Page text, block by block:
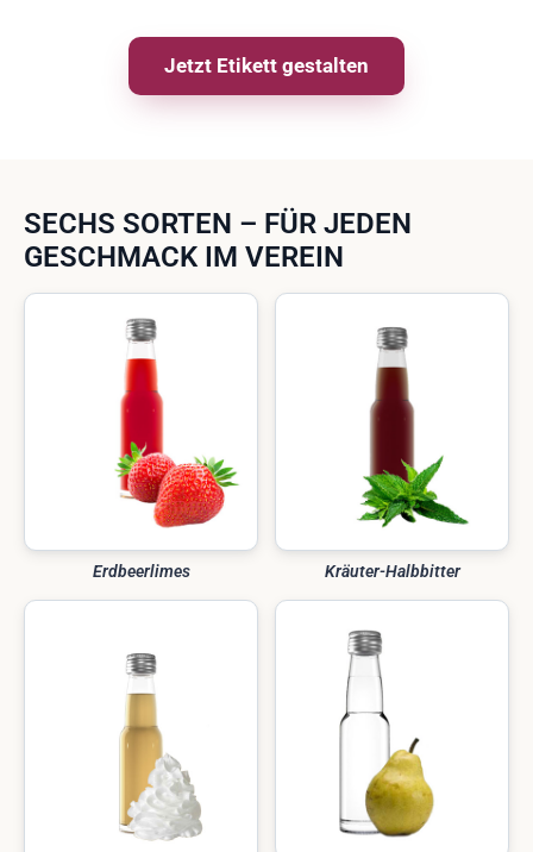
Jetzt Etikett gestalten
SECHS SORTEN – FÜR JEDEN
GESCHMACK IM VEREIN
Erdbeerlimes Kräuter-Halbbitter